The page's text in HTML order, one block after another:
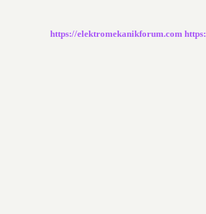
https://elektromekanikforum.com